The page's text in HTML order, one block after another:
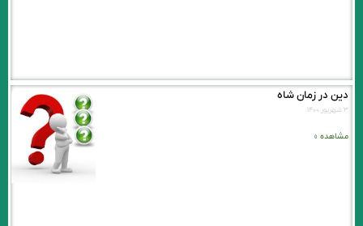
دین در زمان شاه
۳ شهریور ۱۴۰۰
مشاهده »